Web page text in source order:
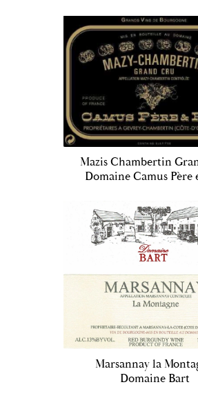
Mazis Chambertin
Domaine Camus Père
Marsannay la
Domaine Bart